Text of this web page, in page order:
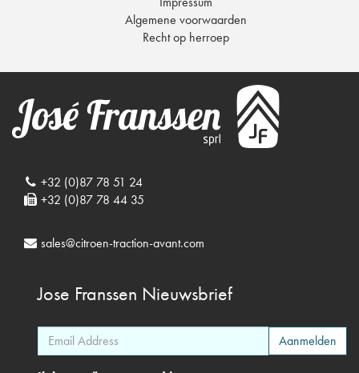
Algemene voorwaarden
Recht op herroep
+32 (0)87 78 51 24
+32 (0)87 78 44 35
sales@citroen-traction-avant.com
Jose Franssen Nieuwsbrief